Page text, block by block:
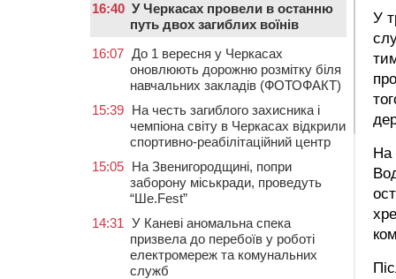
У
На
16:40 У Черкасах провели в останню
путь двох загиблих воїнів
16:07 До 1 вересня у Черкасах
оновлюють дорожню розмітку біля
навчальних закладів (ФОТОФАКТ)
15:39 На честь загиблого захисника і
чемпіона світу в Черкасах відкрили
спортивно-реабілітаційний центр
15:05 На Звенигородщині, попри
заборону міськради, проведуть
“Ше.Fest”
14:31 У Каневі аномальна спека
призвела до перебоїв у роботі
електромереж та комунальних
служб